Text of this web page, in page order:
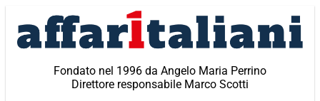
contenuto
Fondato nel 1996 da Angelo Maria Perrino
Direttore responsabile Marco Scotti